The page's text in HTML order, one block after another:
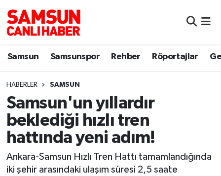
Samsun Samsunspor Rehber Röportajlar
HABERLER SAMSUN
Samsun'un yıllardır
beklediği hızlı tren
hattında yeni adım!
Ankara-Samsun Hızlı Tren Hattı tamamlandığında
iki şehir arasındaki ulaşım süresi 2,5 saate
Samsun
Sokak Röportajları
Genel
Dünya
Samsun Nöbetçi Eczaneler
Samsun Hava Durumu
Samsun Namaz Vakitleri
Samsun Trafik Yoğunluk Haritası
Süper Lig Puan Durumu ve Fikstür